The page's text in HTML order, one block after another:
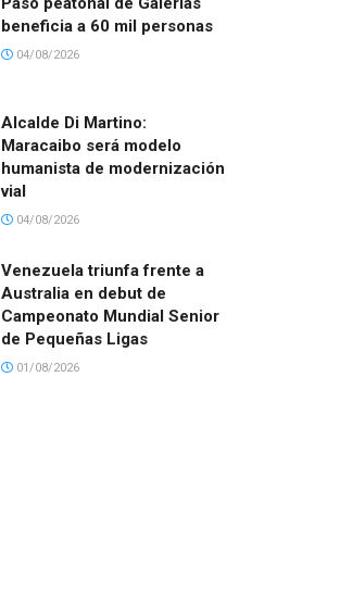
beneficia a 60 mil personas
04/08/2026
Alcalde Di Martino:
Maracaibo será modelo
humanista de modernización
vial
04/08/2026
Venezuela triunfa frente a
Australia en debut de
Campeonato Mundial Senior
de Pequeñas Ligas
01/08/2026